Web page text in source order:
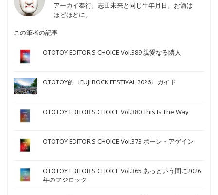
アーカイ奉行。志田未来と同じ生年月日。お酒は
ほどほどに。
この筆者の記事
OTOTOY EDITOR'S CHOICE Vol.389 親愛なる隣人
OTOTOY的〈FUJI ROCK FESTIVAL 2026〉ガイド
OTOTOY EDITOR'S CHOICE Vol.380 This Is The Way
OTOTOY EDITOR'S CHOICE Vol.373 ボーン・アゲイン
OTOTOY EDITOR'S CHOICE Vol.365 あっという間に2026
年のフジロック